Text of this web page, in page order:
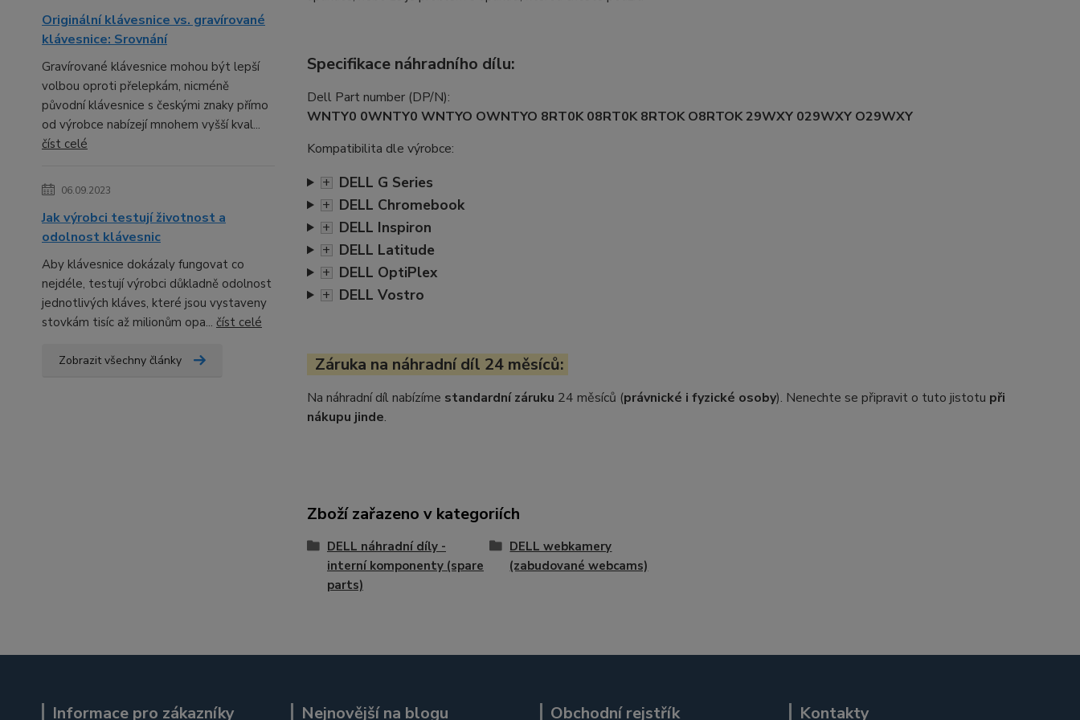
Originální klávesnice vs. gravírované
klávesnice: Srovnání
Gravírované klávesnice mohou být lepší
volbou oproti přelepkám, nicméně
původní klávesnice s českými znaky přímo
od výrobce nabízejí mnohem vyšší kval...
číst celé
06.09.2023
Jak výrobci testují životnost a
odolnost klávesnic
Aby klávesnice dokázaly fungovat co
nejdéle, testují výrobci důkladně odolnost
jednotlivých kláves, které jsou vystaveny
stovkám tisíc až milionům opa... číst celé
Zobrazit všechny články
Specifikace náhradního dílu:
Dell Part number (DP/N):
WNTY0 0WNTY0 WNTYO OWNTYO 8RT0K 08RT0K 8RTOK O8RTOK 29WXY 029WXY O29WXY
Kompatibilita dle výrobce:
+ DELL G Series
+ DELL Chromebook
+ DELL Inspiron
+ DELL Latitude
+ DELL OptiPlex
+ DELL Vostro
Záruka na náhradní díl 24 měsíců:
Na náhradní díl nabízíme standardní záruku 24 měsíců (právnické i fyzické osoby). Nenechte se připravit o tuto jistotu při
nákupu jinde.
Zboží zařazeno v kategoriích
DELL náhradní díly -
interní komponenty (spare
parts)
DELL webkamery
(zabudované webcams)
Informace pro zákazníky Nejnovější na blogu Obchodní rejstřík Kontakty